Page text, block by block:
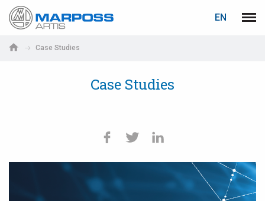
Marposs
EN
Menu
Case Studies
Case Studies
Italiano
Español
日本語 (Japanese)
中文 (Chinese)
LOGIN PASSWORD RECOVERY